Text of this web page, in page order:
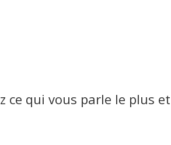
ce qui vous parle le plus